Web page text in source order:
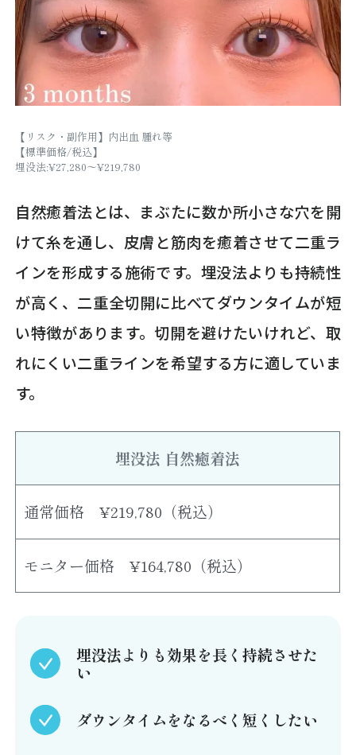
【リスク・副作用】内出血 腫れ等
【標準価格/税込】
埋没法:¥27,280～¥219,780
自然癒着法とは、まぶたに数か所小さな穴を開
けて糸を通し、皮膚と筋肉を癒着させて二重ラ
インを形成する施術です。埋没法よりも持続性
が高く、二重全切開に比べてダウンタイムが短
い特徴があります。切開を避けたいけれど、取
れにくい二重ラインを希望する方に適していま
す。
埋没法 自然癒着法
通常価格 ¥219,780（税込）
モニター価格 ¥164,780（税込）
埋没法よりも効果を長く持続させた
い
ダウンタイムをなるべく短くしたい